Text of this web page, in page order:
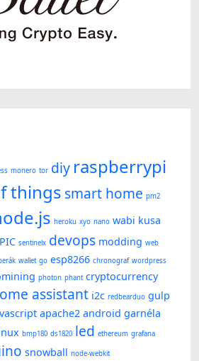
monero tor diy raspberrypi
things smart home pm2
heroku xyo nano wabi kusa
PIC sentinelx devops modding web
wallet go esp8266 chronograf wordpress
photon phant cryptocurrency
assistant i2c redbearduo gulp
apache2 android garnéla
bmp180 ds1820 led ethereum grafana
snowball node-webkit